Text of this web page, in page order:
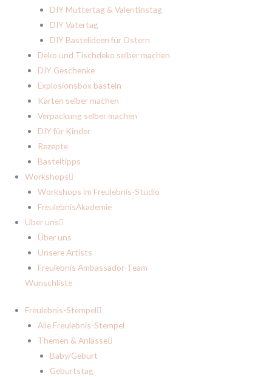
DIY Muttertag & Valentinstag
DIY Vatertag
DIY Bastelideen für Ostern
Deko und Tischdeko selber machen
DIY Geschenke
Explosionsbox basteln
Karten selber machen
Verpackung selber machen
DIY für Kinder
Rezepte
Basteltipps
Workshops
Workshops im Freulebnis-Studio
FreulebnisAkademie
Über uns
Über uns
Unsere Artists
Freulebnis Ambassador-Team
Wunschliste
Freulebnis-Stempel
Alle Freulebnis-Stempel
Themen & Anlässe
Baby/Geburt
Geburtstag